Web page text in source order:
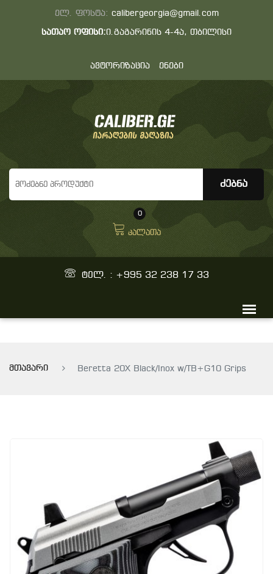
ელ. ფოსტა: calibergeorgia@gmail.com
სათაო ოფისი:ი.გაგარინის 4-4ა, თბილისი
ავტორიზაცია ენები
0
კალათა
ტელ. : +995 32 238 17 33
მთავარი Beretta 20X Black/Inox w/TB+G10 Grips